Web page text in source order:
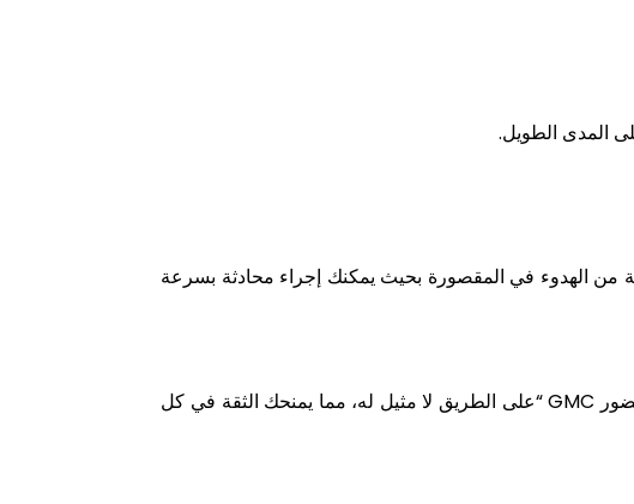
المدى الطويل.
من الهدوء في المقصورة بحيث يمكنك إجراء محادثة بسرعة
“ GMCعلى الطريق لا مثيل له، مما يمنحك الثقة في كل